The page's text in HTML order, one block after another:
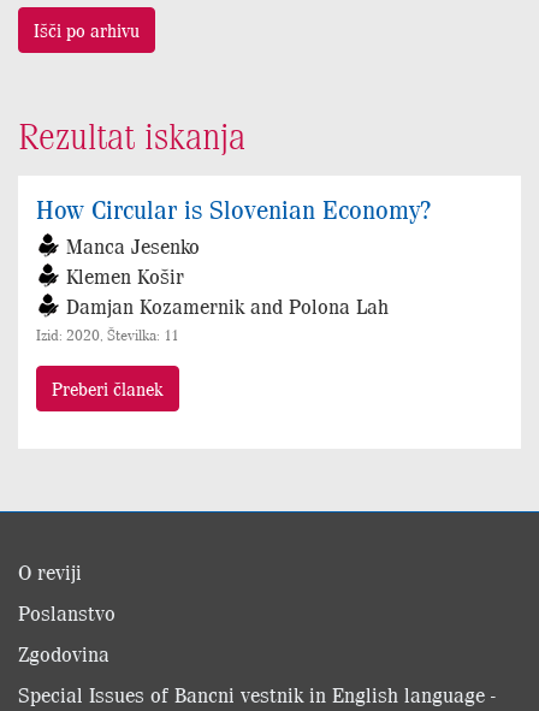
Išči po arhivu
Rezultat iskanja
How Circular is Slovenian Economy?
Manca Jesenko
Klemen Košir
Damjan Kozamernik and Polona Lah
Izid: 2020, Številka: 11
Preberi članek
O reviji
Poslanstvo
Zgodovina
Special Issues of Bancni vestnik in English language -